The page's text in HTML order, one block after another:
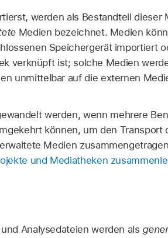
werden als Bestandteil dieser
Medien bezeichnet. Medien
Speichergerät importiert
verknüpft ist; solche Medien
unmittelbar auf die externen
werden, wenn mehrere
können, um den Transport
Medien
und Mediatheken
Analysedateien werden als